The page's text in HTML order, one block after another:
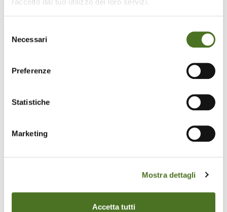
delNecessari
Preferenze
Statistiche
Marketing
Mostra dettagli
Accetta tutti
Ultime News
È online la consultazione
opinioni, suggerimenti e
La partecipazione di ENEA
Nazionale di alta formazione
ANACI